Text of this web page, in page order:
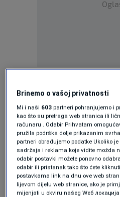
iscrpljeni, krvavi, bosi...
dešavale su scene da
izašli na slobodu
barijere do našeg
džamija, ali su mislili da
ošamućeni izluđeni da
nečega drugog. Morali
Brinemo o vašoj privatnosti
Mi i naši 603 partneri pohranjujemo i
kao što su pretraga web stranica ili
računaru . Odabir Prihvatam
pružila podrška dolje prikazanim
partneri obrađujemo podatke Ukoliko
sadržaja i reklama koje vidite možda
odabir postavki možete ponovno
odabir ili pristanak tako što ćete
postavkama link na dnu ove web
lijevom dijelu web stranice, ako je
mijenjati u okviru našeg Wеб